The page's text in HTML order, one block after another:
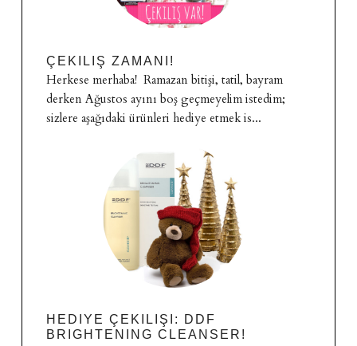
ÇEKILIŞ ZAMANI!
Herkese merhaba! Ramazan bitişi, tatil, bayram
derken Ağustos ayını boş geçmeyelim istedim;
sizlere aşağıdaki ürünleri hediye etmek is...
HEDIYE ÇEKILIŞI: DDF
BRIGHTENING CLEANSER!